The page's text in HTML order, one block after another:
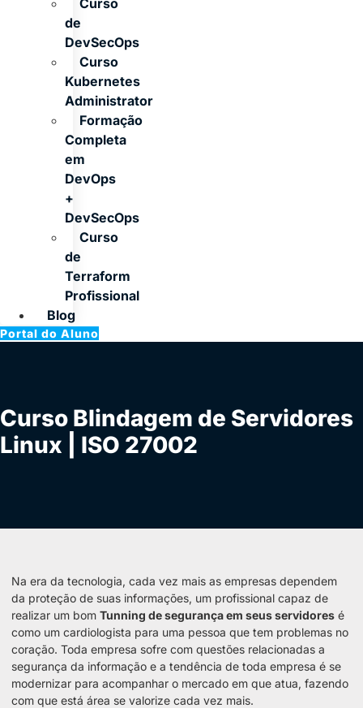
de
DevSecOps
Curso
Kubernetes
Administrator
Formação
Completa
em
DevOps
+
DevSecOps
Curso
de
Terraform
Profissional
Blog
Portal do Aluno
Curso Blindagem de Servidores
Linux | ISO 27002
Na era da tecnologia, cada vez mais as empresas dependem
da proteção de suas informações, um profissional capaz de
realizar um bom Tunning de segurança em seus servidores é
como um cardiologista para uma pessoa que tem problemas no
coração. Toda empresa sofre com questões relacionadas a
segurança da informação e a tendência de toda empresa é se
modernizar para acompanhar o mercado em que atua, fazendo
com que está área se valorize cada vez mais.